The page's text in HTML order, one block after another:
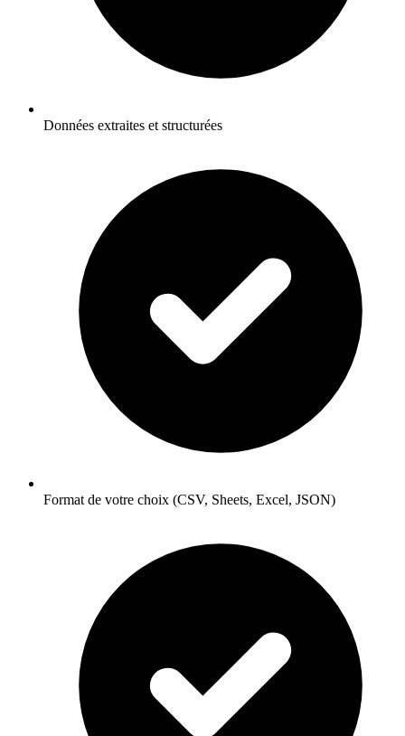
Données extraites et structurées
Format de votre choix (CSV, Sheets, Excel, JSON)